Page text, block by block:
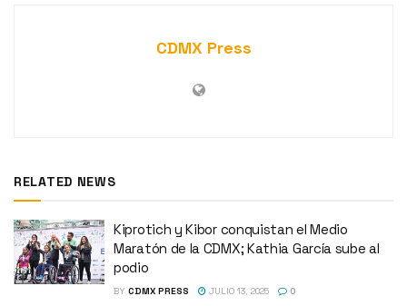
CDMX Press
RELATED NEWS
Kiprotich y Kibor conquistan el Medio
Maratón de la CDMX; Kathia García sube al
podio
BY CDMX PRESS JULIO 13, 2025 0